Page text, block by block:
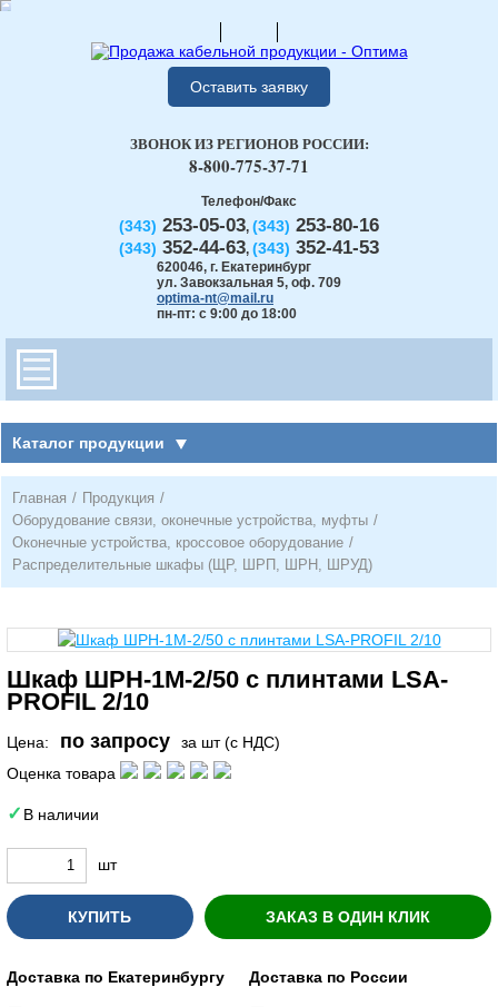
Оставить заявку
Телефон/Факс
(343) 253-05-03, (343) 253-80-16
(343) 352-44-63, (343) 352-41-53
620046, г. Екатеринбург
ул. Завокзальная 5, оф. 709
optima-nt@mail.ru
пн-пт: с 9:00 до 18:00
ЗВОНОК ИЗ РЕГИОНОВ РОССИИ:
8-800-775-37-71
Каталог продукции
Главная / Продукция /
Оборудование связи, оконечные устройства, муфты /
Оконечные устройства, кроссовое оборудование /
Распределительные шкафы (ЩР, ШРП, ШРН, ШРУД)
Шкаф ШРН-1М-2/50 с плинтами LSA-
PROFIL 2/10
Цена: по запросу
за шт (с НДС)
Оценка товара
В наличии
шт
КУПИТЬ ЗАКАЗ В ОДИН КЛИК
Доставка по Екатеринбургу Доставка по России